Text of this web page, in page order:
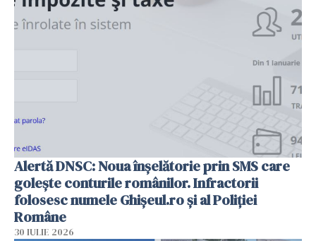
Alertă DNSC: Noua înșelătorie prin SMS care
golește conturile românilor. Infractorii
folosesc numele Ghișeul.ro și al Poliției
Române
30 IULIE 2026